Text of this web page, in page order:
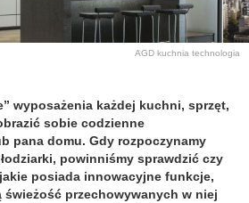
AGD kuchnia technologia
wyposażenia każdej kuchni, sprzęt,
sobie codzienne
pana domu. Gdy rozpoczynamy
powinniśmy sprawdzić czy
posiada innowacyjne funkcje,
świeżość przechowywanych w niej